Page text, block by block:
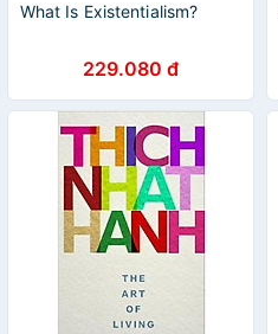
What Is Existentialism?
229.080 đ